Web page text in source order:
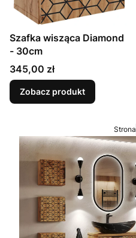
Szafka wisząca Diamond
- 30cm
Cena
345,00 zł
Zobacz produkt
Strona